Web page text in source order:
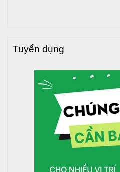
Tuyển dụng